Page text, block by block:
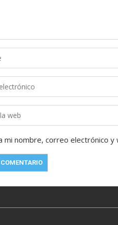
mi nombre, correo electrónico